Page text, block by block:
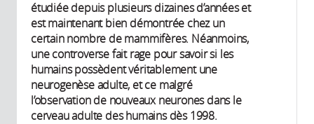
étudiée depuis plusieurs dizaines d’années et
est maintenant bien démontrée chez un
certain nombre de mammifères. Néanmoins,
une controverse fait rage pour savoir si les
humains possèdent véritablement une
neurogenèse adulte, et ce malgré
l’observation de nouveaux neurones dans le
cerveau adulte des humains dès 1998.